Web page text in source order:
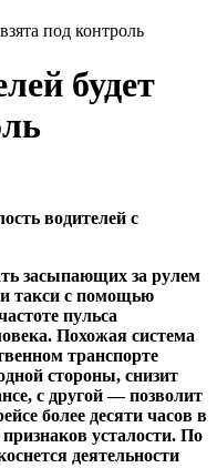
под контроль
будет
водителей с
засыпающих за рулем
и такси с помощью
пульса
Похожая система
транспорте
стороны, снизит
с другой — позволит
более десяти часов в
усталости. По
деятельности